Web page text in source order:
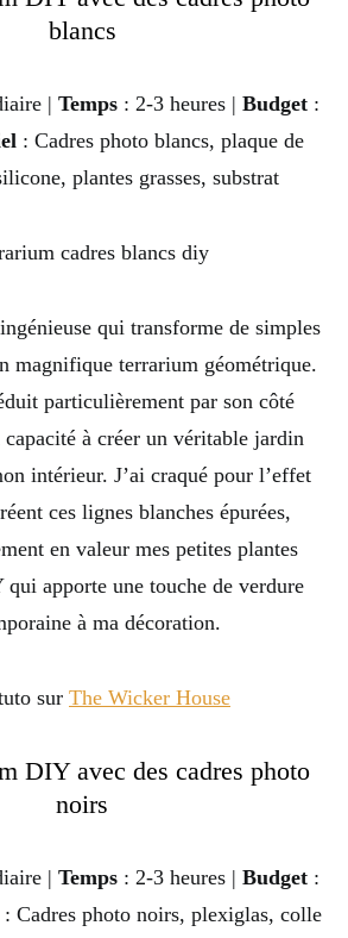
blancs
| Temps : 2-3 heures | Budget :
: Cadres photo blancs, plaque de
plantes grasses, substrat
qui transforme de simples
magnifique terrarium géométrique.
particulièrement par son côté
capacité à créer un véritable jardin
intérieur. J’ai craqué pour l’effet
ces lignes blanches épurées,
en valeur mes petites plantes
qui apporte une touche de verdure
à ma décoration.
sur The Wicker House
DIY avec des cadres photo
noirs
| Temps : 2-3 heures | Budget :
Cadres photo noirs, plexiglas, colle